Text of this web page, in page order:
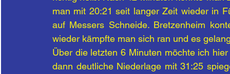
man mit 20:21 seit langer Zeit wieder in
auf Messers Schneide. Bretzenheim
wieder kämpfte man sich ran und es
Über die letzten 6 Minuten möchte ich
dann deutliche Niederlage mit 31:25